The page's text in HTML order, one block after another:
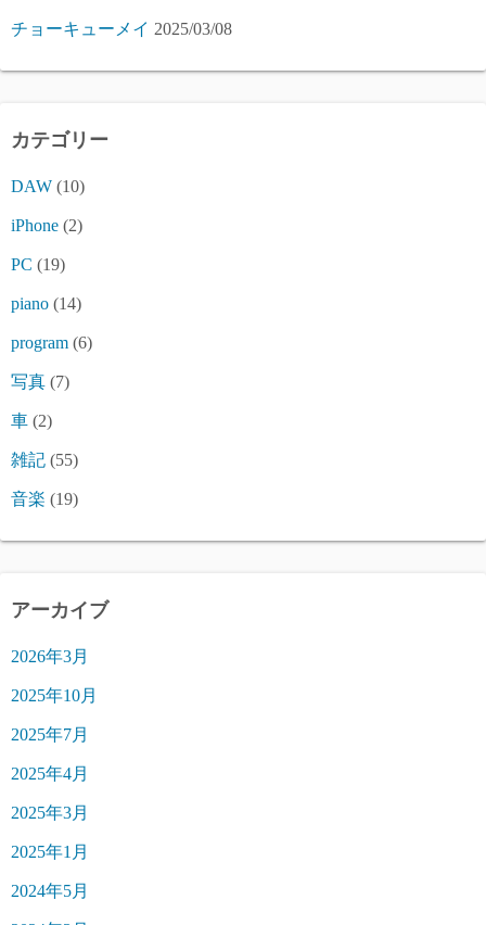
チョーキューメイ 2025/03/08
カテゴリー
DAW (10)
iPhone (2)
PC (19)
piano (14)
program (6)
写真 (7)
車 (2)
雑記 (55)
音楽 (19)
アーカイブ
2026年3月
2025年10月
2025年7月
2025年4月
2025年3月
2025年1月
2024年5月